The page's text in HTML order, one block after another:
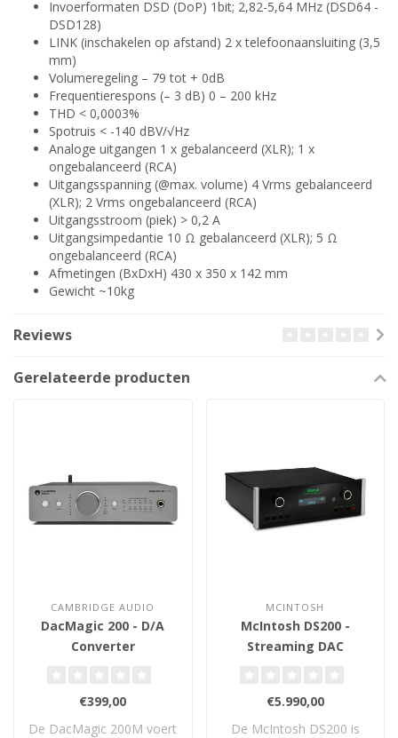
Invoerformaten DSD (DoP) 1bit; 2,82-5,64 MHz (DSD64 -
DSD128)
LINK (inschakelen op afstand) 2 x telefoonaansluiting (3,5
mm)
Volumeregeling – 79 tot + 0dB
Frequentierespons (– 3 dB) 0 – 200 kHz
THD < 0,0003%
Spotruis < -140 dBV/√Hz
Analoge uitgangen 1 x gebalanceerd (XLR); 1 x
ongebalanceerd (RCA)
Uitgangsspanning (@max. volume) 4 Vrms gebalanceerd
(XLR); 2 Vrms ongebalanceerd (RCA)
Uitgangsstroom (piek) > 0,2 A
Uitgangsimpedantie 10 Ω gebalanceerd (XLR); 5 Ω
ongebalanceerd (RCA)
Afmetingen (BxDxH) 430 x 350 x 142 mm
Gewicht ~10kg
Reviews
Gerelateerde producten
CAMBRIDGE AUDIO
DacMagic 200 - D/A
Converter
€399,00
De DacMagic 200M voert
MCINTOSH
McIntosh DS200 -
Streaming DAC
€5.990,00
De McIntosh DS200 is